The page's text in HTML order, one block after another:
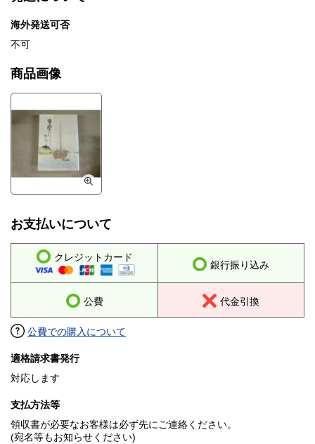
海外発送可否
不可
商品画像
お支払いについて
クレジットカード
銀行振り込み
公費 代金引換
公費での購入について
適格請求書発行
対応します
支払方法等
領収書が必要なお客様は必ず先にご連絡ください。
(宛名等もお知らせください)